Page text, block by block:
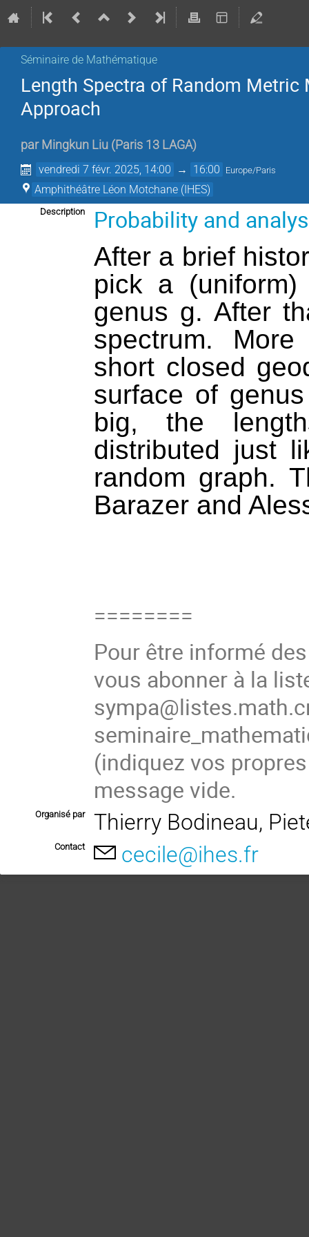
Séminaire de Mathématique
Length Spectra of Random Metric
Approach
par Mingkun Liu (Paris 13 LAGA)
vendredi 7 févr. 2025, 14:00 → 16:00 Europe/Paris
Amphithéâtre Léon Motchane (IHES)
Description
Probability and
After a brief
pick a (uniform)
genus g. After
spectrum.
short closed
surface of
big, the
distributed just
random graph.
Barazer and
========
Pour être informé
vous abonner à la
(indiquez vos
message vide.
Organisé par Thierry Bodineau,
Contact cecile@ihes.fr